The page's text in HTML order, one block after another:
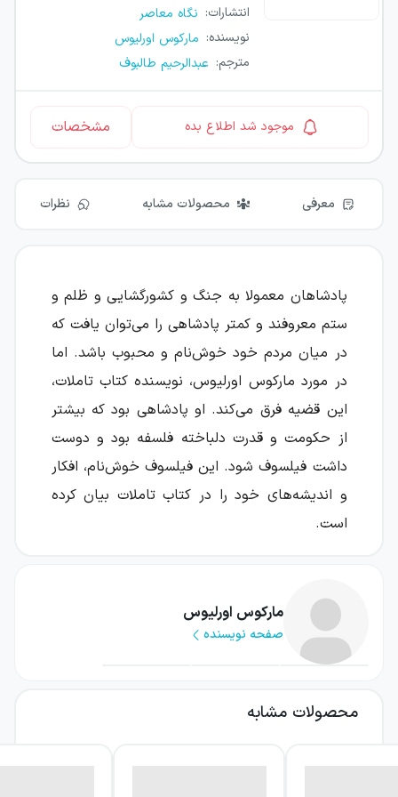
انتشارات: نگاه معاصر
نویسنده: مارکوس اورلیوس
مترجم: عبدالرحیم طالبوف
موجود شد اطلاع بده مشخصات
معرفی محصولات مشابه نظرات
پادشاهان معمولا به جنگ و کشورگشایی و ظلم و
ستم معروفند و کمتر پادشاهی را می‌توان یافت که
در میان مردم خود خوش‌نام و محبوب باشد. اما
در مورد مارکوس اورلیوس، نویسنده کتاب تاملات،
این قضیه فرق می‌کند. او پادشاهی بود که بیشتر
از حکومت و قدرت دلباخته فلسفه بود و دوست
داشت فیلسوف شود. این فیلسوف خوش‌نام، افکار
و اندیشه‌های خود را در کتاب تاملات بیان کرده
است.
مارکوس اورلیوس کتاب تاملات را بین سال‌های
۱۶۱ تا ۱۸۰ میلادی نوشته است. او برای ارتقاء
کیفیت زندگی خود اندیشه‌ها و تفکراتی داشته
علاوه بر این که نویسنده تاملات یک پادشاه است
مارکوس اورلیوس
صفحه نویسنده
محصولات مشابه